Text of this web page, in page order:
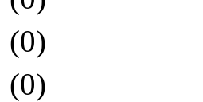
(0)
(0)